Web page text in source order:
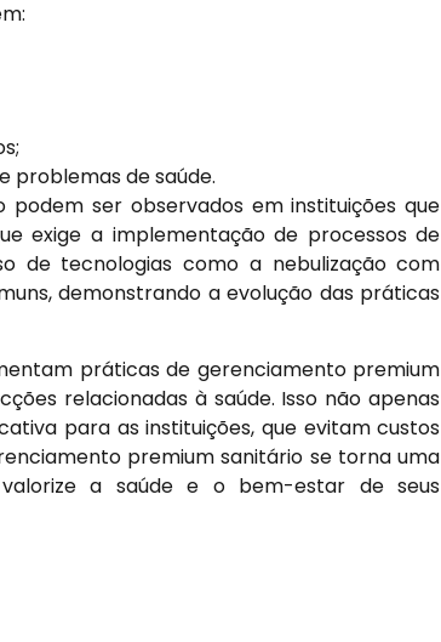
problemas de saúde.
ser observados em instituições que
exige a implementação de processos de
de tecnologias como a nebulização com
demonstrando a evolução das práticas
práticas de gerenciamento premium
relacionadas à saúde. Isso não apenas
para as instituições, que evitam custos
premium sanitário se torna uma
a saúde e o bem-estar de seus